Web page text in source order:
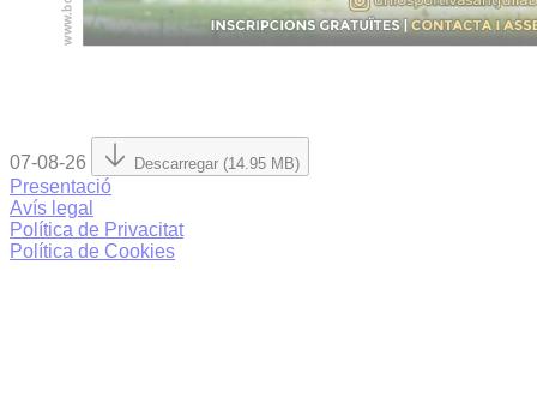
07-08-26 Descarregar (14.95 MB)
Presentació
Avís legal
Política de Privacitat
Política de Cookies